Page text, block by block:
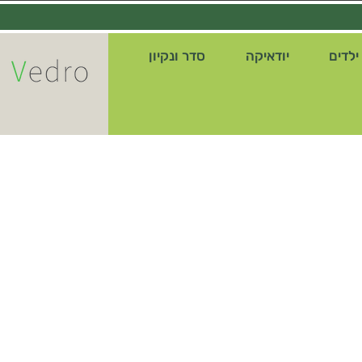
יודאיקה סדר ונקיון